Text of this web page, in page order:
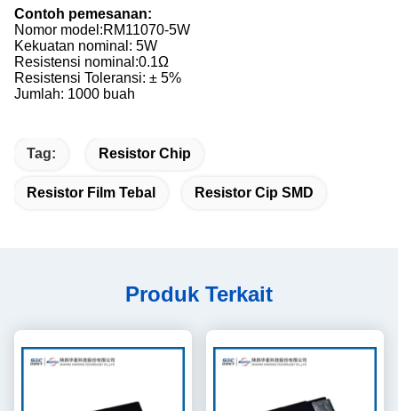
Contoh pemesanan:
Nomor model:RM11070-5W
Kekuatan nominal: 5W
Resistensi nominal:0.1Ω
Resistensi Toleransi: ± 5%
Jumlah: 1000 buah
Tag: Resistor Chip
Resistor Film Tebal Resistor Cip SMD
Produk Terkait